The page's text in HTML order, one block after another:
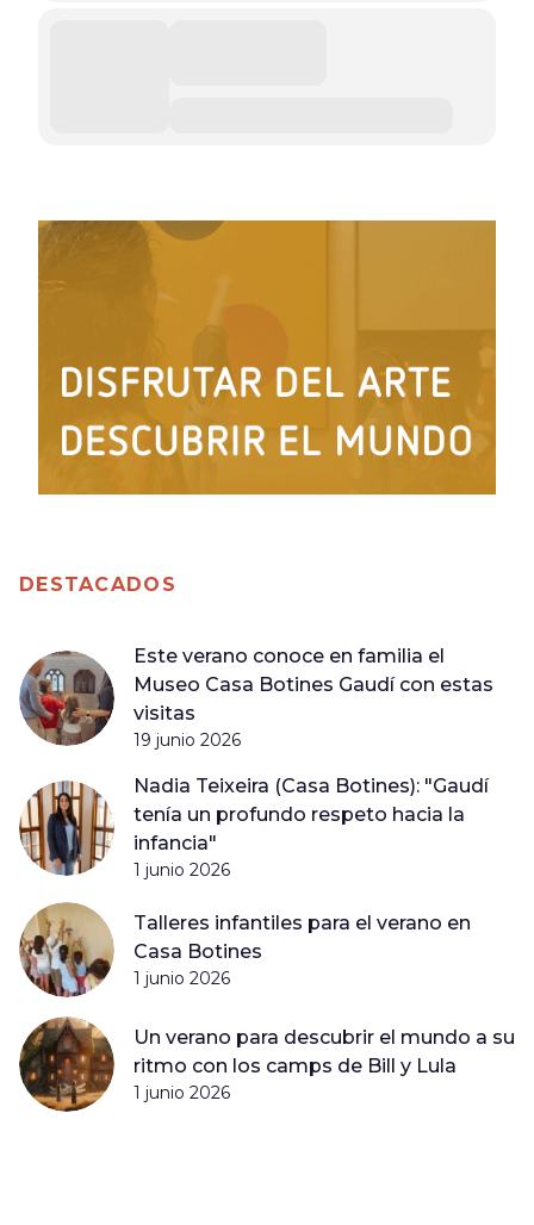
DESTACADOS
Este verano conoce en familia el
Museo Casa Botines Gaudí con estas
visitas
19 junio 2026
Nadia Teixeira (Casa Botines): "Gaudí
tenía un profundo respeto hacia la
infancia"
1 junio 2026
Talleres infantiles para el verano en
Casa Botines
1 junio 2026
Un verano para descubrir el mundo a su
ritmo con los camps de Bill y Lula
1 junio 2026